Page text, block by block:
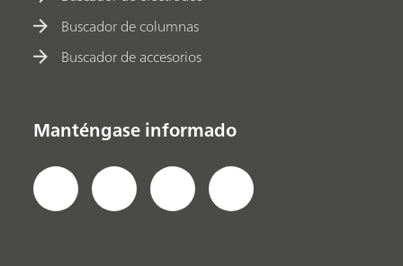
Buscador de columnas
Buscador de accesorios
Manténgase informado